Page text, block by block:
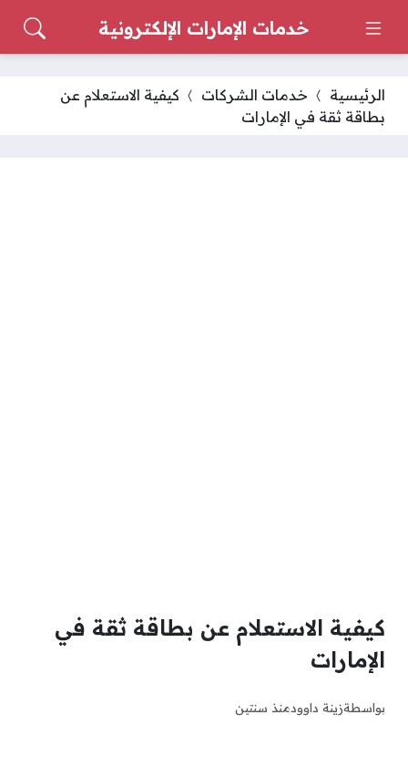
خدمات الإمارات الإلكترونية
الرئيسية خدمات الشركات
كيفية الاستعلام عن
بطاقة ثقة في الإمارات
كيفية الاستعلام عن بطاقة ثقة في
الإمارات
بواسطةزينة داوودمنذ سنتين